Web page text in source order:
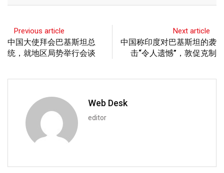
Previous article
中国大使拜会巴基斯坦总
统，就地区局势举行会谈
Next article
中国称印度对巴基斯坦的袭
击“令人遗憾”，敦促克制
Web Desk
editor